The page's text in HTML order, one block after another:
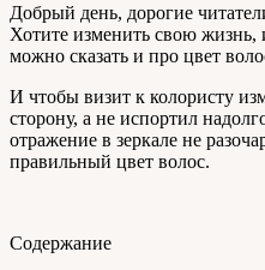
Добрый день, дорогие
Хотите изменить свою жизнь,
можно сказать и про цвет
И чтобы визит к колористу
сторону, а не испортил
отражение в зеркале не
правильный цвет волос.
Содержание